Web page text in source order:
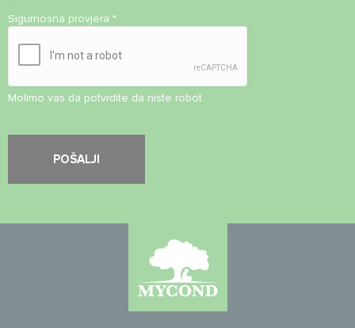
Sigurnosna provjera *
Molimo vas da potvrdite da niste robot.